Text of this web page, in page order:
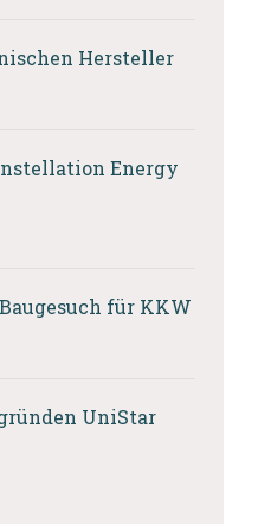
Hersteller
Energy
für KKW
UniStar